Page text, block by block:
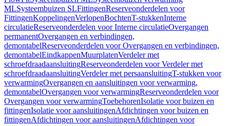
MLSysteembuizen SLFittingenReserveonderdelen voor
FittingenKoppelingenVerlopenBochtenT-stukkenInterne
circulatieReserveonderdelen voor Interne circulatieOvergangen
permanentOvergangen en verbindingen,
demontabelReserveonderdelen voor Overgangen en verbindingen,
demontabelEindkappenMuurplatenVerdeler met
schroefdraadaansluitingReserveonderdelen voor Verdeler met
schroefdraadaansluitingVerdeler met persaansluitingT-stukken voor
verwarmingOvergangen en aansluitingen voor verwarming,
demontabelOvergangen voor verwarmingReserveonderdelen voor
Overgangen voor verwarmingToebehorenIsolatie voor buizen en
fittingenIsolatie voor aansluitingenAfdichtingen voor buizen en
fittingenAfdichtingen voor aansluitingenAfdichtingen voor